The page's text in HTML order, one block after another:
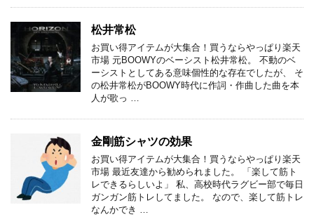
松井常松
お買い得アイテムが大集合！買うならやっぱり楽天
市場 元BOOWYのベーシスト松井常松。 不動のベ
ーシストとしてある意味個性的な存在でしたが、 そ
の松井常松がBOOWY時代に作詞・作曲した曲を本
人が歌っ …
金剛筋シャツの効果
お買い得アイテムが大集合！買うならやっぱり楽天
市場 最近友達から勧められました。 「楽して筋ト
レできるらしいよ」 私、高校時代ラグビー部で毎日
ガンガン筋トレしてました。 なので、楽して筋トレ
なんかでき …